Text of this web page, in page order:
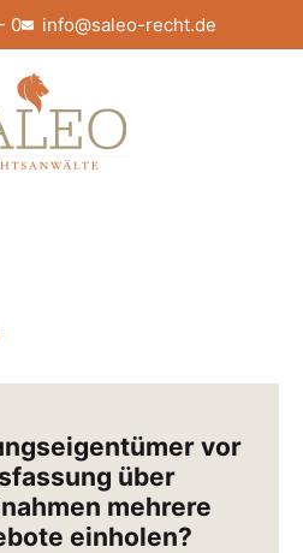
0 info@saleo-recht.de
vor
über
mehrere
einholen?